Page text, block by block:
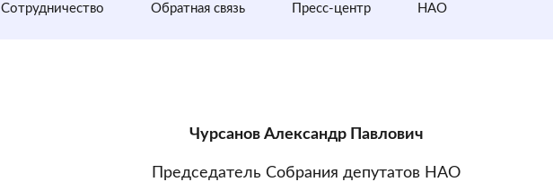
Сотрудничество Обратная cвязь Пресс-центр НАО
Чурсанов Александр Павлович
Председатель Собрания депутатов НАО